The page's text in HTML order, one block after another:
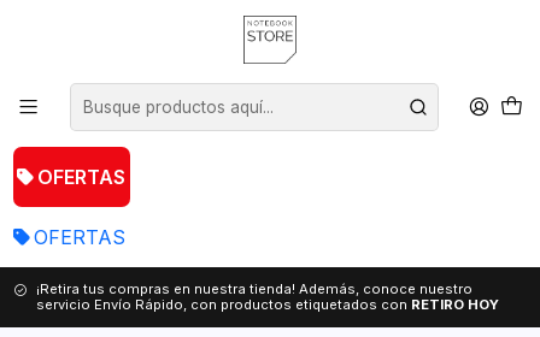
OFERTAS
OFERTAS
¡Retira tus compras en nuestra tienda! Además, conoce nuestro
servicio Envío Rápido, con productos etiquetados con RETIRO HOY